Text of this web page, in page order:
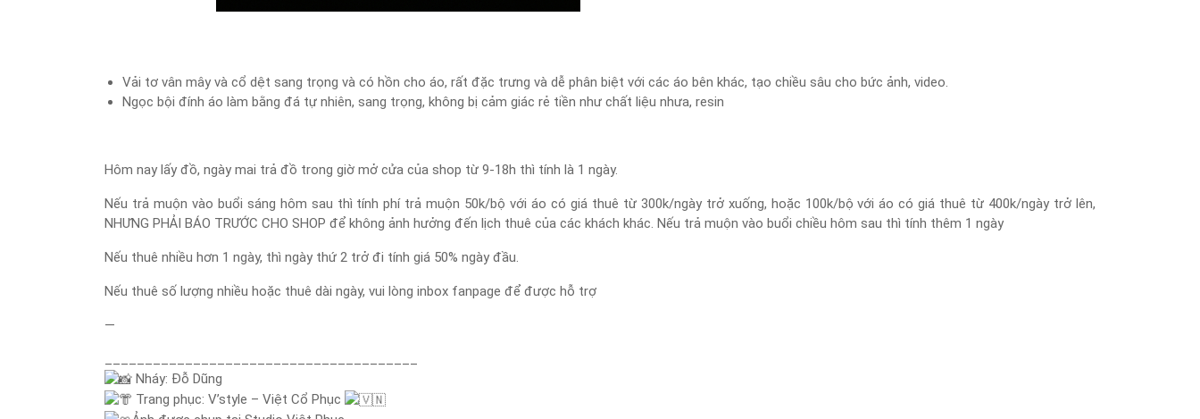
Vải tơ vân mây và cổ dệt sang trọng và có hồn cho áo, rất đặc trưng và dễ phân biệt với các áo bên khác, tạo chiều sâu cho bức ảnh, video.
Ngọc bội đính áo làm bằng đá tự nhiên, sang trọng, không bị cảm giác rẻ tiền như chất liệu nhưa, resin
Hôm nay lấy đồ, ngày mai trả đồ trong giờ mở cửa của shop từ 9-18h thì tính là 1 ngày.
Nếu trả muộn vào buổi sáng hôm sau thì tính phí trả muộn 50k/bộ với áo có giá thuê từ 300k/ngày trở xuống, hoặc 100k/bộ với áo có giá thuê từ 400k/ngày trở lên,
NHƯNG PHẢI BÁO TRƯỚC CHO SHOP để không ảnh hưởng đến lịch thuê của các khách khác. Nếu trả muộn vào buổi chiều hôm sau thì tính thêm 1 ngày
Nếu thuê nhiều hơn 1 ngày, thì ngày thứ 2 trở đi tính giá 50% ngày đầu.
Nếu thuê số lượng nhiều hoặc thuê dài ngày, vui lòng inbox fanpage để được hỗ trợ
—
Nháy: Đỗ Dũng
Trang phục: V’style – Việt Cổ Phục